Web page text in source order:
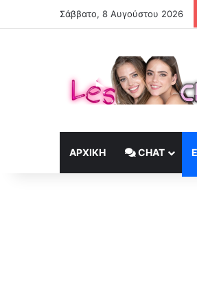
Σάββατο, 8 Αυγούστου 2026
ΑΡΧΙΚΉ CHAT